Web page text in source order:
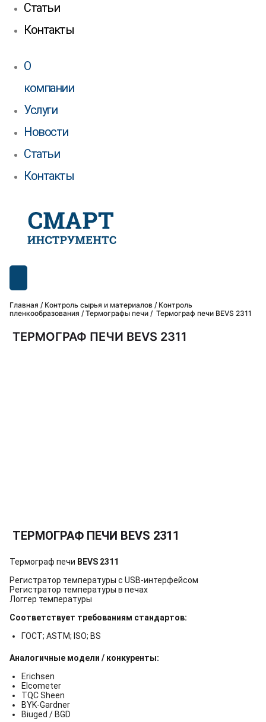
Статьи
Контакты
О
компании
Услуги
Новости
Статьи
Контакты
Главная / Контроль сырья и материалов / Контроль
пленкообразования / Термографы печи / Термограф печи BEVS 2311
ТЕРМОГРАФ ПЕЧИ BEVS 2311
ТЕРМОГРАФ ПЕЧИ BEVS 2311
Термограф печи BEVS 2311
Регистратор температуры с USB-интерфейсом
Регистратор температуры в печах
Логгер температуры
Соответствует требованиям стандартов:
ГОСТ; ASTM; ISO; BS
Аналогичные модели / конкуренты:
Erichsen
Elcometer
TQC Sheen
BYK-Gardner
Biuged / BGD